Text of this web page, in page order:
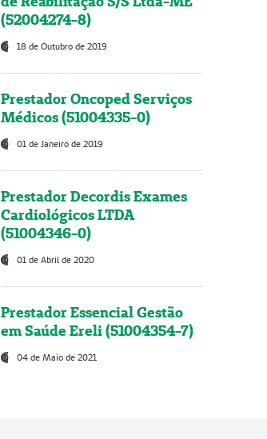
(52004274-8)
18 de Outubro de 2019
Prestador Oncoped Serviços
Médicos (51004335-0)
01 de Janeiro de 2019
Prestador Decordis Exames
Cardiológicos LTDA
(51004346-0)
01 de Abril de 2020
Prestador Essencial Gestão
em Saúde Ereli (51004354-7)
04 de Maio de 2021